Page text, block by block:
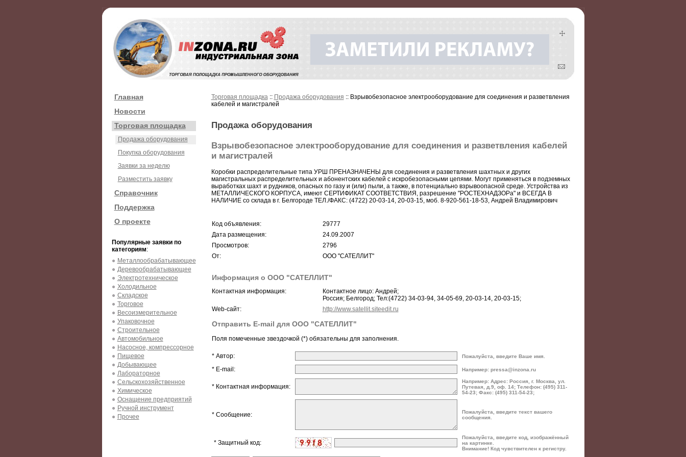
Главная
Новости
Торговая площадка
Продажа оборудования
Покупка оборудования
Заявки за неделю
Разместить заявку
Справочник
Поддержка
О проекте
Популярные заявки по
категориям:
Металлообрабатывающее
Деревообрабатывающее
Электротехническое
Холодильное
Складское
Торговое
Весоизмерительное
Упаковочное
Строительное
Автомобильное
Насосное, компрессорное
Пищевое
Добывающее
Лабораторное
Сельскохозяйственное
Химическое
Оснащение предприятий
Ручной инструмент
Прочее
Торговая площадка:: Продажа оборудования :: Взрывобезопасное электрооборудование для соединения и разветвления
кабелей и магистралей
Продажа оборудования
Взрывобезопасное электрооборудование для соединения и разветвления кабелей
и магистралей
Коробки распределительные типа УРШ ПРЕНАЗНАЧЕНЫ для соединения и разветвления шахтных и других
магистральных распределительных и абонентских кабелей с искробезопасными цепями. Могут применяться в подземных
выработках шахт и рудников, опасных по газу и (или) пыли, а также, в потенциально взрывоопасной среде. Устройства из
МЕТАЛЛИЧЕСКОГО КОРПУСА, имеют СЕРТИФИКАТ СООТВЕТСТВИЯ, разрешение "РОСТЕХНАДЗОРа" и ВСЕГДА В
НАЛИЧИЕ со склада в г. Белгороде ТЕЛ./ФАКС: (4722) 20-03-14, 20-03-15, моб. 8-920-561-18-53, Андрей Владимирович
Код объявления:
29777
Дата размещения:
24.09.2007
Просмотров:
2796
От:
ООО "САТЕЛЛИТ"
Информация о ООО "САТЕЛЛИТ"
Контактная информация:
Контактное лицо: Андрей;
Россия; Белгород; Тел:(4722) 34-03-94, 34-05-69, 20-03-14, 20-03-15;
Web-сайт:
http://www.satellit.siteedit.ru
Отправить E-mail для ООО "САТЕЛЛИТ"
Поля помеченные звездочкой (*) обязательны для заполнения.
* Автор: Пожалуйста, введите Ваше имя.
* E-mail: Например: pressa@inzona.ru
* Контактная информация:
Например: Адрес: Россия, г. Москва, ул.
Путевая, д.9, оф. 14; Телефон: (495) 311-
54-23; Факс: (495) 311-54-23;
* Сообщение:
Пожалуйста, введите текст вашего
сообщения.
* Защитный код:
Пожалуйста, введите код, изображённый
на картинке.
Внимание! Код чувствителен к регистру.